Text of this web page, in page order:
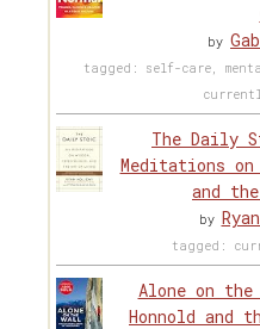
by
tagged: self-care,
The Daily
Meditations on
and
by
tagged:
Alone on
Honnold and